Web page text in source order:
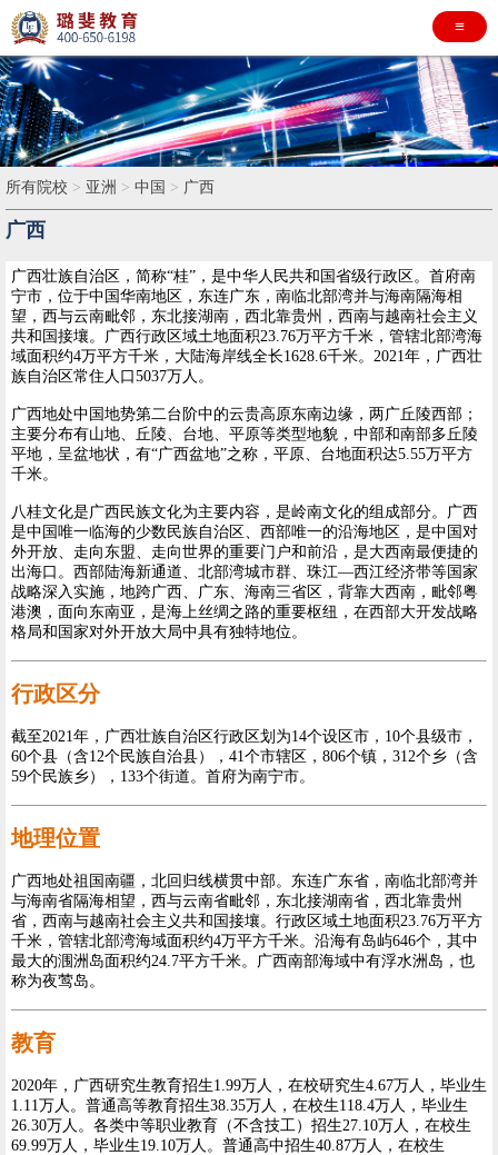
≡
所有院校 > 亚洲 > 中国 > 广西
广西
广西壮族自治区，简称“桂”，是中华人民共和国省级行政区。首府南
宁市，位于中国华南地区，东连广东，南临北部湾并与海南隔海相
望，西与云南毗邻，东北接湖南，西北靠贵州，西南与越南社会主义
共和国接壤。广西行政区域土地面积23.76万平方千米，管辖北部湾海
域面积约4万平方千米，大陆海岸线全长1628.6千米。2021年，广西壮
族自治区常住人口5037万人。
广西地处中国地势第二台阶中的云贵高原东南边缘，两广丘陵西部；
主要分布有山地、丘陵、台地、平原等类型地貌，中部和南部多丘陵
平地，呈盆地状，有“广西盆地”之称，平原、台地面积达5.55万平方
千米。
八桂文化是广西民族文化为主要内容，是岭南文化的组成部分。广西
是中国唯一临海的少数民族自治区、西部唯一的沿海地区，是中国对
外开放、走向东盟、走向世界的重要门户和前沿，是大西南最便捷的
出海口。西部陆海新通道、北部湾城市群、珠江—西江经济带等国家
战略深入实施，地跨广西、广东、海南三省区，背靠大西南，毗邻粤
港澳，面向东南亚，是海上丝绸之路的重要枢纽，在西部大开发战略
格局和国家对外开放大局中具有独特地位。
行政区分
截至2021年，广西壮族自治区行政区划为14个设区市，10个县级市，
60个县（含12个民族自治县），41个市辖区，806个镇，312个乡（含
59个民族乡），133个街道。首府为南宁市。
地理位置
广西地处祖国南疆，北回归线横贯中部。东连广东省，南临北部湾并
与海南省隔海相望，西与云南省毗邻，东北接湖南省，西北靠贵州
省，西南与越南社会主义共和国接壤。行政区域土地面积23.76万平方
千米，管辖北部湾海域面积约4万平方千米。沿海有岛屿646个，其中
最大的涠洲岛面积约24.7平方千米。广西南部海域中有浮水洲岛，也
称为夜莺岛。
教育
2020年，广西研究生教育招生1.99万人，在校研究生4.67万人，毕业生
1.11万人。普通高等教育招生38.35万人，在校生118.4万人，毕业生
26.30万人。各类中等职业教育（不含技工）招生27.10万人，在校生
69.99万人，毕业生19.10万人。普通高中招生40.87万人，在校生